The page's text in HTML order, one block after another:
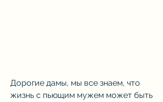
Дорогие дамы, мы все знаем, что
жизнь с пьющим мужем может быть